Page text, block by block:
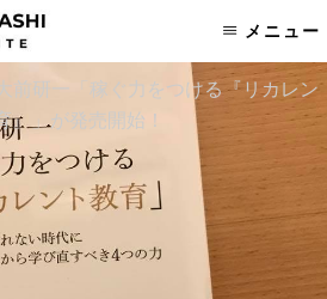
メニュー
大前研一「稼ぐ力をつける『リカレン
』」が発売開始！